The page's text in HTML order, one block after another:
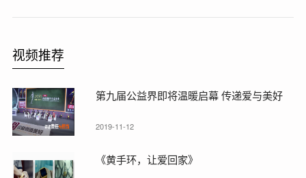
视频推荐
第九届公益界即将温暖启幕 传递爱与美好
2019-11-12
《黄手环，让爱回家》